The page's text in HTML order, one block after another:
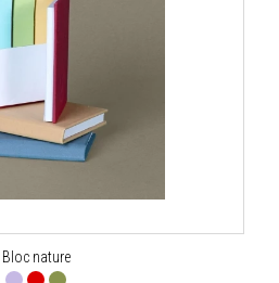
Bloc nature